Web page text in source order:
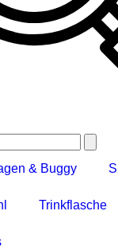
& Buggy
Trinkflasche